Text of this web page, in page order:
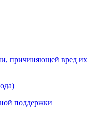
причиняющей вред их
поддержки